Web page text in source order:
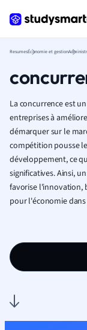
ResumesÉconomie et gestion
La concurrence est
entreprises à
démarquer sur le
compétition pousse
développement, ce
significatives. Ainsi,
favorise l'innovation,
pour l'économie